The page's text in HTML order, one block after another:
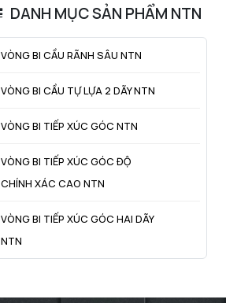
DANH MỤC SẢN PHẨM NTN
VÒNG BI CẦU RÃNH SÂU NTN
VÒNG BI CẦU TỰ LỰA 2 DÃY NTN
VÒNG BI TIẾP XÚC GÓC NTN
VÒNG BI TIẾP XÚC GÓC ĐỘ
CHÍNH XÁC CAO NTN
VÒNG BI TIẾP XÚC GÓC HAI DÃY
NTN